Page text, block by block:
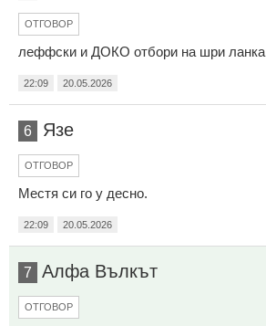
ОТГОВОР
леффски и ДОКО отбори на шри ланка
22:09 20.05.2026
6 Язе
ОТГОВОР
Местя си го у десно.
22:09 20.05.2026
7 Aлфа Вълкът
ОТГОВОР